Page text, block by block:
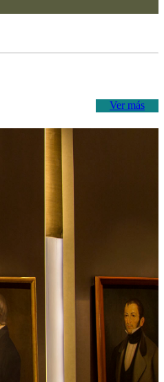
Ver más